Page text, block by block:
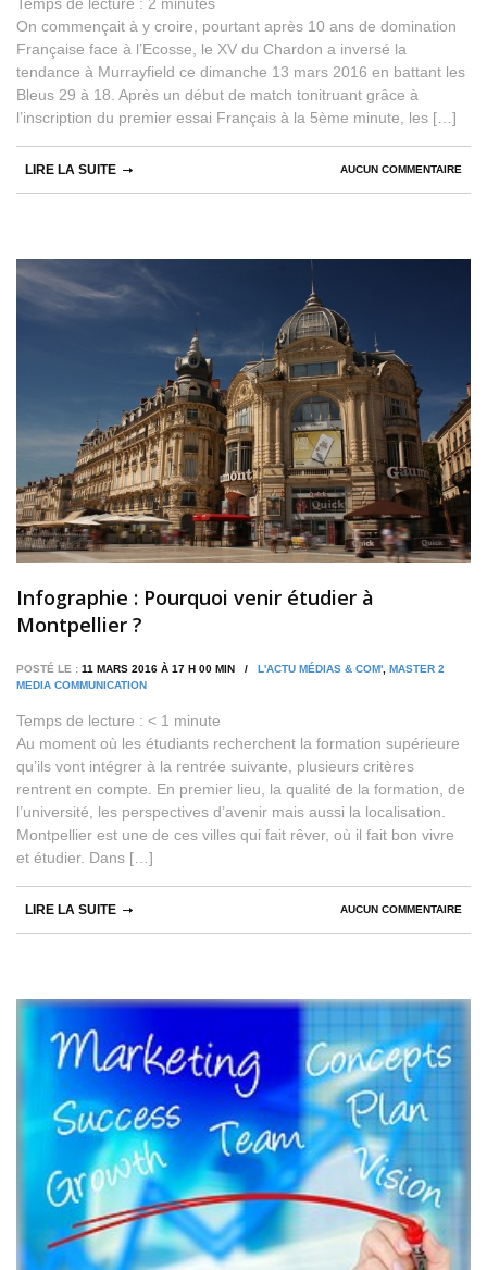
On commençait à y croire, pourtant après 10 ans de domination
Française face à l’Ecosse, le XV du Chardon a inversé la
tendance à Murrayfield ce dimanche 13 mars 2016 en battant les
Bleus 29 à 18. Après un début de match tonitruant grâce à
l’inscription du premier essai Français à la 5ème minute, les […]
AUCUN COMMENTAIRE
LIRE LA SUITE
Infographie : Pourquoi venir étudier à
Montpellier ?
POSTÉ LE : 11 MARS 2016 À 17 H 00 MIN / L'ACTU MÉDIAS & COM' MASTER 2
MEDIA COMMUNICATION
Temps de lecture : < 1 minute
Au moment où les étudiants recherchent la formation supérieure
qu’ils vont intégrer à la rentrée suivante, plusieurs critères
rentrent en compte. En premier lieu, la qualité de la formation, de
l’université, les perspectives d’avenir mais aussi la localisation.
Montpellier est une de ces villes qui fait rêver, où il fait bon vivre
et étudier. Dans […]
AUCUN COMMENTAIRE
LIRE LA SUITE